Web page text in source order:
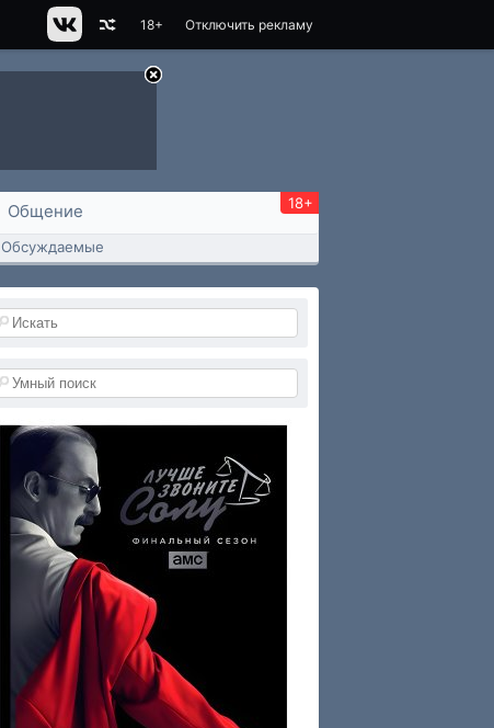
Отключить рекламу
18+
Общение 18+
Обсуждаемые